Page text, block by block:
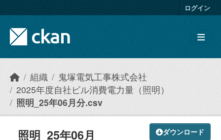
ログイン
組織
鬼塚電気工事株式会社
2025年度自社ビル消費電力量（照明）
照明_25年06月分.csv
ダウンロード
照明_25年06月